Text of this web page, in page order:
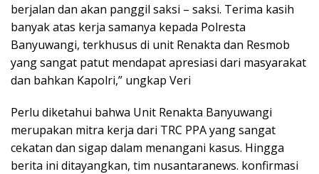
berjalan dan akan panggil saksi – saksi. Terima kasih
banyak atas kerja samanya kepada Polresta
Banyuwangi, terkhusus di unit Renakta dan Resmob
yang sangat patut mendapat apresiasi dari masyarakat
dan bahkan Kapolri,” ungkap Veri
Perlu diketahui bahwa Unit Renakta Banyuwangi
merupakan mitra kerja dari TRC PPA yang sangat
cekatan dan sigap dalam menangani kasus. Hingga
berita ini ditayangkan, tim nusantaranews. konfirmasi